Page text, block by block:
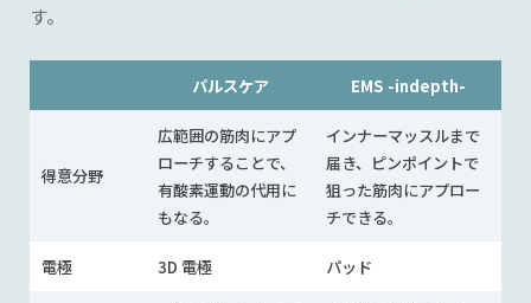
す。
パルスケア EMS -indepth-
得意分野
広範囲の筋肉にアプ
ローチすることで、
有酸素運動の代用に
もなる。
インナーマッスルまで
届き、ピンポイントで
狙った筋肉にアプロー
チできる。
電極 3D 電極 パッド